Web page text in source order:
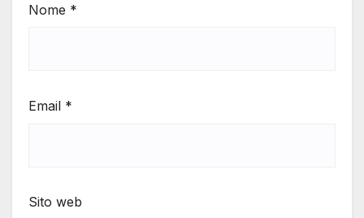
Nome *
Email *
Sito web